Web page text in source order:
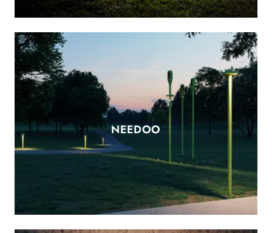
NEEDOO